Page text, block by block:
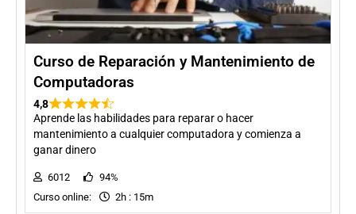
Curso de Reparación y Mantenimiento de
Computadoras
4,8
Aprende las habilidades para reparar o hacer
mantenimiento a cualquier computadora y comienza a
ganar dinero
6012
94%
Curso online:
2h : 15m